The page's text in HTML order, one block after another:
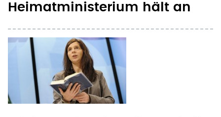
Heimatministerium hält an